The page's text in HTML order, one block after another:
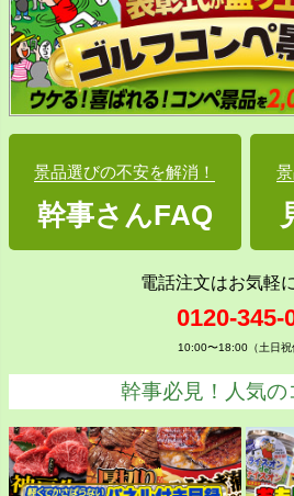
景品選びの不安を解消！
幹事さんFAQ
電話注文はお気軽
0120-345-
10:00〜18:00（土日祝
幹事必見！人気の